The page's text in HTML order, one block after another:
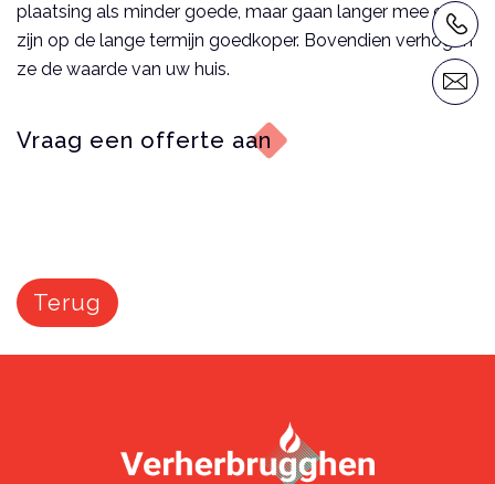
plaatsing als minder goede, maar gaan langer mee en
zijn op de lange termijn goedkoper. Bovendien verhogen
ze de waarde van uw huis.
Vraag een offerte aan
Terug